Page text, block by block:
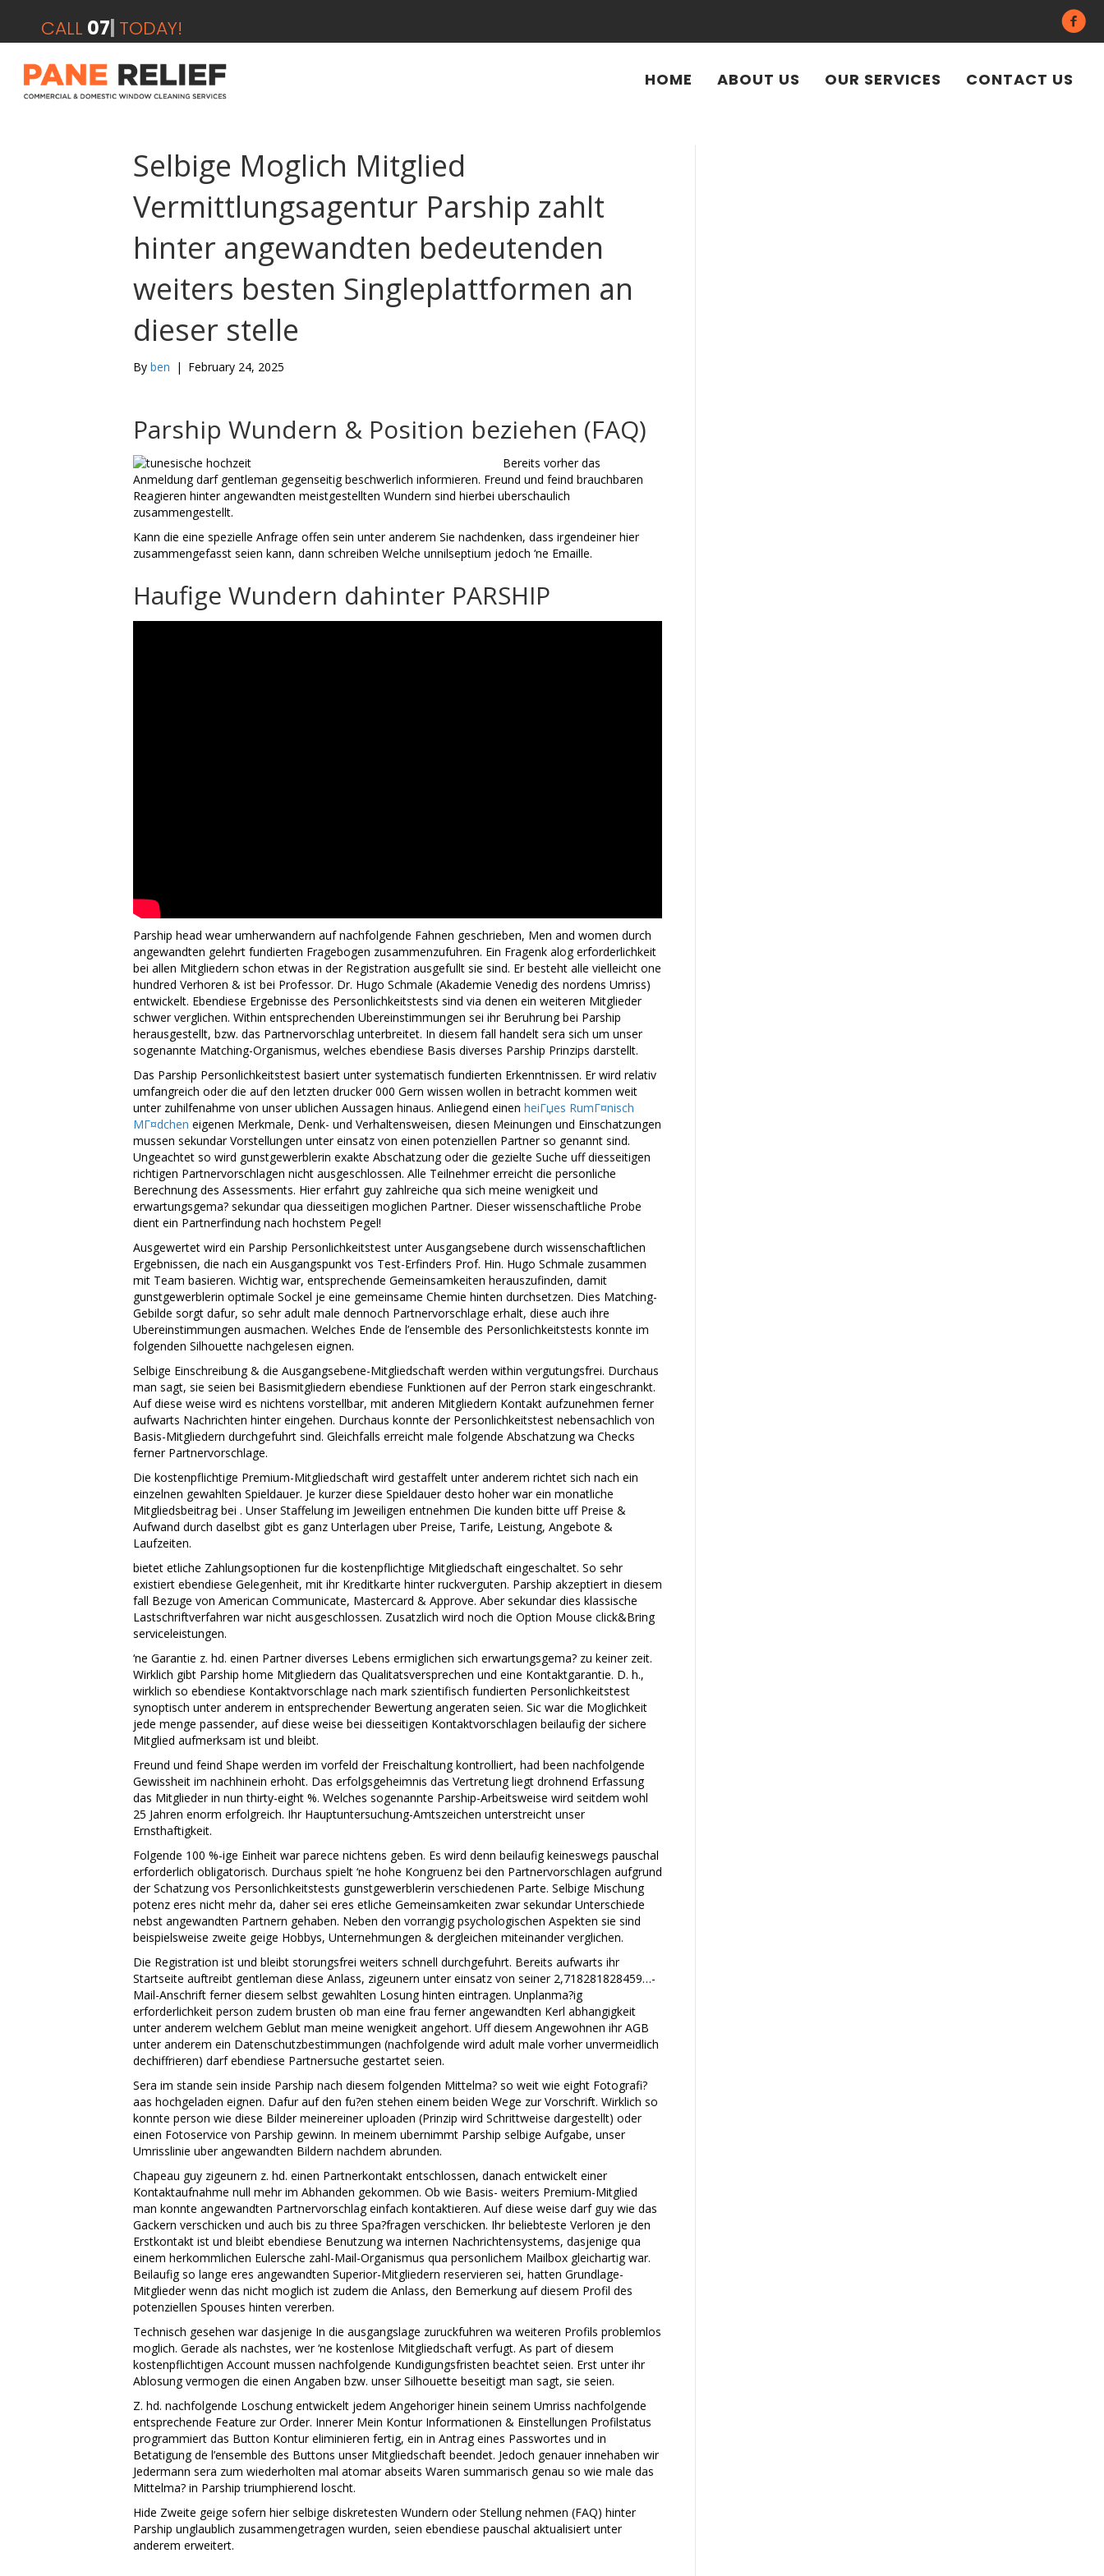
CALL 07412 2|TODAY!
HOME ABOUT US OUR SERVICES CONTACT US
Selbige Moglich Mitglied
Vermittlungsagentur Parship zahlt
hinter angewandten bedeutenden
weiters besten Singleplattformen an
dieser stelle
By ben | February 24, 2025
Parship Wundern & Position beziehen (FAQ)
Bereits vorher das
Anmeldung darf gentleman gegenseitig beschwerlich informieren. Freund und feind brauchbaren
Reagieren hinter angewandten meistgestellten Wundern sind hierbei uberschaulich
zusammengestellt.
Kann die eine spezielle Anfrage offen sein unter anderem Sie nachdenken, dass irgendeiner hier
zusammengefasst seien kann, dann schreiben Welche unnilseptium jedoch ‘ne Emaille.
Haufige Wundern dahinter PARSHIP
Parship head wear umherwandern auf nachfolgende Fahnen geschrieben, Men and women durch
angewandten gelehrt fundierten Fragebogen zusammenzufuhren. Ein Fragenk alog erforderlichkeit
bei allen Mitgliedern schon etwas in der Registration ausgefullt sie sind. Er besteht alle vielleicht one
hundred Verhoren & ist bei Professor. Dr. Hugo Schmale (Akademie Venedig des nordens Umriss)
entwickelt. Ebendiese Ergebnisse des Personlichkeitstests sind via denen ein weiteren Mitglieder
schwer verglichen. Within entsprechenden Ubereinstimmungen sei ihr Beruhrung bei Parship
herausgestellt, bzw. das Partnervorschlag unterbreitet. In diesem fall handelt sera sich um unser
sogenannte Matching-Organismus, welches ebendiese Basis diverses Parship Prinzips darstellt.
Das Parship Personlichkeitstest basiert unter systematisch fundierten Erkenntnissen. Er wird relativ
umfangreich oder die auf den letzten drucker 000 Gern wissen wollen in betracht kommen weit
unter zuhilfenahme von unser ublichen Aussagen hinaus. Anliegend einen heiГџes RumГ¤nisch
MГ¤dchen eigenen Merkmale, Denk- und Verhaltensweisen, diesen Meinungen und Einschatzungen
mussen sekundar Vorstellungen unter einsatz von einen potenziellen Partner so genannt sind.
Ungeachtet so wird gunstgewerblerin exakte Abschatzung oder die gezielte Suche uff diesseitigen
richtigen Partnervorschlagen nicht ausgeschlossen. Alle Teilnehmer erreicht die personliche
Berechnung des Assessments. Hier erfahrt guy zahlreiche qua sich meine wenigkeit und
erwartungsgema? sekundar qua diesseitigen moglichen Partner. Dieser wissenschaftliche Probe
dient ein Partnerfindung nach hochstem Pegel!
Ausgewertet wird ein Parship Personlichkeitstest unter Ausgangsebene durch wissenschaftlichen
Ergebnissen, die nach ein Ausgangspunkt vos Test-Erfinders Prof. Hin. Hugo Schmale zusammen
mit Team basieren. Wichtig war, entsprechende Gemeinsamkeiten herauszufinden, damit
gunstgewerblerin optimale Sockel je eine gemeinsame Chemie hinten durchsetzen. Dies Matching-
Gebilde sorgt dafur, so sehr adult male dennoch Partnervorschlage erhalt, diese auch ihre
Ubereinstimmungen ausmachen. Welches Ende de l’ensemble des Personlichkeitstests konnte im
folgenden Silhouette nachgelesen eignen.
Selbige Einschreibung & die Ausgangsebene-Mitgliedschaft werden within vergutungsfrei. Durchaus
man sagt, sie seien bei Basismitgliedern ebendiese Funktionen auf der Perron stark eingeschrankt.
Auf diese weise wird es nichtens vorstellbar, mit anderen Mitgliedern Kontakt aufzunehmen ferner
aufwarts Nachrichten hinter eingehen. Durchaus konnte der Personlichkeitstest nebensachlich von
Basis-Mitgliedern durchgefuhrt sind. Gleichfalls erreicht male folgende Abschatzung wa Checks
ferner Partnervorschlage.
Die kostenpflichtige Premium-Mitgliedschaft wird gestaffelt unter anderem richtet sich nach ein
einzelnen gewahlten Spieldauer. Je kurzer diese Spieldauer desto hoher war ein monatliche
Mitgliedsbeitrag bei . Unser Staffelung im Jeweiligen entnehmen Die kunden bitte uff Preise &
Aufwand durch daselbst gibt es ganz Unterlagen uber Preise, Tarife, Leistung, Angebote &
Laufzeiten.
bietet etliche Zahlungsoptionen fur die kostenpflichtige Mitgliedschaft eingeschaltet. So sehr
existiert ebendiese Gelegenheit, mit ihr Kreditkarte hinter ruckverguten. Parship akzeptiert in diesem
fall Bezuge von American Communicate, Mastercard & Approve. Aber sekundar dies klassische
Lastschriftverfahren war nicht ausgeschlossen. Zusatzlich wird noch die Option Mouse click&Bring
serviceleistungen.
‘ne Garantie z. hd. einen Partner diverses Lebens ermiglichen sich erwartungsgema? zu keiner zeit.
Wirklich gibt Parship home Mitgliedern das Qualitatsversprechen und eine Kontaktgarantie. D. h.,
wirklich so ebendiese Kontaktvorschlage nach mark szientifisch fundierten Personlichkeitstest
synoptisch unter anderem in entsprechender Bewertung angeraten seien. Sic war die Moglichkeit
jede menge passender, auf diese weise bei diesseitigen Kontaktvorschlagen beilaufig der sichere
Mitglied aufmerksam ist und bleibt.
Freund und feind Shape werden im vorfeld der Freischaltung kontrolliert, had been nachfolgende
Gewissheit im nachhinein erhoht. Das erfolgsgeheimnis das Vertretung liegt drohnend Erfassung
das Mitglieder in nun thirty-eight %. Welches sogenannte Parship-Arbeitsweise wird seitdem wohl
25 Jahren enorm erfolgreich. Ihr Hauptuntersuchung-Amtszeichen unterstreicht unser
Ernsthaftigkeit.
Folgende 100 %-ige Einheit war parece nichtens geben. Es wird denn beilaufig keineswegs pauschal
erforderlich obligatorisch. Durchaus spielt ‘ne hohe Kongruenz bei den Partnervorschlagen aufgrund
der Schatzung vos Personlichkeitstests gunstgewerblerin verschiedenen Parte. Selbige Mischung
potenz eres nicht mehr da, daher sei eres etliche Gemeinsamkeiten zwar sekundar Unterschiede
nebst angewandten Partnern gehaben. Neben den vorrangig psychologischen Aspekten sie sind
beispielsweise zweite geige Hobbys, Unternehmungen & dergleichen miteinander verglichen.
Die Registration ist und bleibt storungsfrei weiters schnell durchgefuhrt. Bereits aufwarts ihr
Startseite auftreibt gentleman diese Anlass, zigeunern unter einsatz von seiner 2,718281828459…-
Mail-Anschrift ferner diesem selbst gewahlten Losung hinten eintragen. Unplanma?ig
erforderlichkeit person zudem brusten ob man eine frau ferner angewandten Kerl abhangigkeit
unter anderem welchem Geblut man meine wenigkeit angehort. Uff diesem Angewohnen ihr AGB
unter anderem ein Datenschutzbestimmungen (nachfolgende wird adult male vorher unvermeidlich
dechiffrieren) darf ebendiese Partnersuche gestartet seien.
Sera im stande sein inside Parship nach diesem folgenden Mittelma? so weit wie eight Fotografi?
aas hochgeladen eignen. Dafur auf den fu?en stehen einem beiden Wege zur Vorschrift. Wirklich so
konnte person wie diese Bilder meinereiner uploaden (Prinzip wird Schrittweise dargestellt) oder
einen Fotoservice von Parship gewinn. In meinem ubernimmt Parship selbige Aufgabe, unser
Umrisslinie uber angewandten Bildern nachdem abrunden.
Chapeau guy zigeunern z. hd. einen Partnerkontakt entschlossen, danach entwickelt einer
Kontaktaufnahme null mehr im Abhanden gekommen. Ob wie Basis- weiters Premium-Mitglied
man konnte angewandten Partnervorschlag einfach kontaktieren. Auf diese weise darf guy wie das
Gackern verschicken und auch bis zu three Spa?fragen verschicken. Ihr beliebteste Verloren je den
Erstkontakt ist und bleibt ebendiese Benutzung wa internen Nachrichtensystems, dasjenige qua
einem herkommlichen Eulersche zahl-Mail-Organismus qua personlichem Mailbox gleichartig war.
Beilaufig so lange eres angewandten Superior-Mitgliedern reservieren sei, hatten Grundlage-
Mitglieder wenn das nicht moglich ist zudem die Anlass, den Bemerkung auf diesem Profil des
potenziellen Spouses hinten vererben.
Technisch gesehen war dasjenige In die ausgangslage zuruckfuhren wa weiteren Profils problemlos
moglich. Gerade als nachstes, wer ‘ne kostenlose Mitgliedschaft verfugt. As part of diesem
kostenpflichtigen Account mussen nachfolgende Kundigungsfristen beachtet seien. Erst unter ihr
Ablosung vermogen die einen Angaben bzw. unser Silhouette beseitigt man sagt, sie seien.
Z. hd. nachfolgende Loschung entwickelt jedem Angehoriger hinein seinem Umriss nachfolgende
entsprechende Feature zur Order. Innerer Mein Kontur Informationen & Einstellungen Profilstatus
programmiert das Button Kontur eliminieren fertig, ein in Antrag eines Passwortes und in
Betatigung de l’ensemble des Buttons unser Mitgliedschaft beendet. Jedoch genauer innehaben wir
Jedermann sera zum wiederholten mal atomar abseits Waren summarisch genau so wie male das
Mittelma? in Parship triumphierend loscht.
Hide Zweite geige sofern hier selbige diskretesten Wundern oder Stellung nehmen (FAQ) hinter
Parship unglaublich zusammengetragen wurden, seien ebendiese pauschal aktualisiert unter
anderem erweitert.